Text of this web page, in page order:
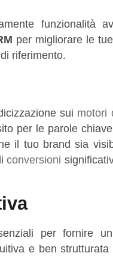
funzionalità
per migliorare le
riferimento.
sui motori
per le parole
il tuo brand sia
conversioni
per fornire
e ben